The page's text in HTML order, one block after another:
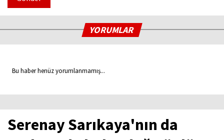
YORUMLAR
Bu haber henüz yorumlanmamış...
Serenay Sarıkaya'nın da